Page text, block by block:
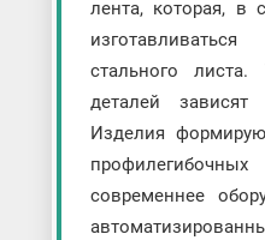
лента, которая, в
стального
деталей
Изделия
современнее